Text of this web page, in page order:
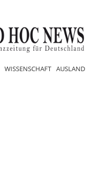
WISSENSCHAFT AUSLAND